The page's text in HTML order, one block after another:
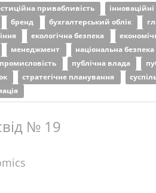
привабливість інноваційні
бренд бухгалтерський облік
екологічна безпека
менеджмент національна безпека
промисловість публічна влада
стратегічне планування
№ 19